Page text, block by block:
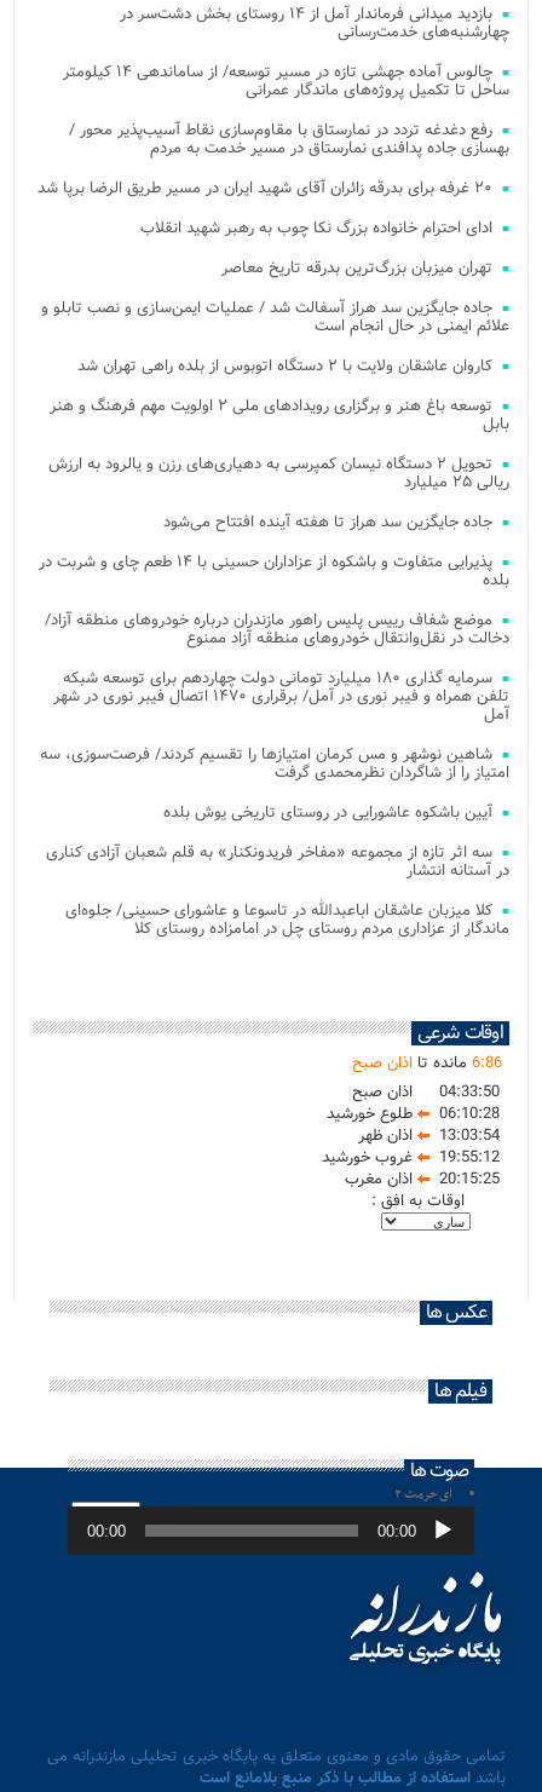
بازدید میدانی فرماندار آمل از ۱۴ روستای بخش دشت‌سر در
چهارشنبه‌های خدمت‌رسانی
چالوس آماده جهشی تازه در مسیر توسعه/ از ساماندهی ۱۴ کیلومتر
ساحل تا تکمیل پروژه‌های ماندگار عمرانی
رفع دغدغه تردد در نمارستاق با مقاوم‌سازی نقاط آسیب‌پذیر محور /
بهسازی جاده پدافندی نمارستاق در مسیر خدمت به مردم
۲۰ غرفه برای بدرقه زائران آقای شهید ایران در مسیر طریق الرضا برپا شد
ادای احترام خانواده بزرگ نکا چوب به رهبر شهید انقلاب
تهران میزبان بزرگ‌ترین بدرقه تاریخ معاصر
جاده جایگزین سد هراز آسفالت شد / عملیات ایمن‌سازی و نصب تابلو و
علائم ایمنی در حال انجام است
کاروان عاشقان ولایت با ۲ دستگاه اتوبوس از بلده راهی تهران شد
توسعه باغ هنر و برگزاری رویدادهای ملی ۲ اولویت مهم فرهنگ و هنر
بابل
تحویل ۲ دستگاه نیسان کمپرسی به دهیاری‌های رزن و یالرود به ارزش
ریالی ۲۵ میلیارد
جاده جایگزین سد هراز تا هفته آینده افتتاح می‌شود
پذیرایی متفاوت و باشکوه از عزاداران حسینی با ۱۴ طعم چای و شربت در
بلده
موضع شفاف رییس پلیس راهور مازندران درباره خودروهای منطقه آزاد/
دخالت در نقل‌وانتقال خودروهای منطقه آزاد ممنوع
سرمایه گذاری ۱۸۰ میلیارد تومانی دولت چهاردهم برای توسعه شبکه
تلفن همراه و فیبر نوری در آمل/ برقراری ۱۴۷۰ اتصال فیبر نوری در شهر
آمل
شاهین نوشهر و مس کرمان امتیازها را تقسیم کردند/ فرصت‌سوزی، سه
امتیاز را از شاگردان نظرمحمدی گرفت
آیین باشکوه عاشورایی در روستای تاریخی یوش بلده
سه اثر تازه از مجموعه «مفاخر فریدونکنار» به قلم شعبان آزادی کناری
در آستانه انتشار
کلا میزبان عاشقان اباعبدالله در تاسوعا و عاشورای حسینی/ جلوه‌ای
ماندگار از عزاداری مردم روستای چل در امامزاده روستای کلا
اوقات شرعی
6:86 مانده تا اذان صبح
04:33:50
اذان صبح
06:10:28
طلوع خورشید
13:03:54
اذان ظهر
19:55:12
غروب خورشید
20:15:25
اذان مغرب
اوقات به افق :
عکس ها
فیلم ها
صوت ها
ای حرمت ۲
پخش‌کننده
صوت 00:00
00:00
تمامی حقوق مادی و معنوی متعلق به پایگاه خبری تحلیلی مازندرانه می
باشداستفاده از مطالب با ذکر منبع بلامانع است